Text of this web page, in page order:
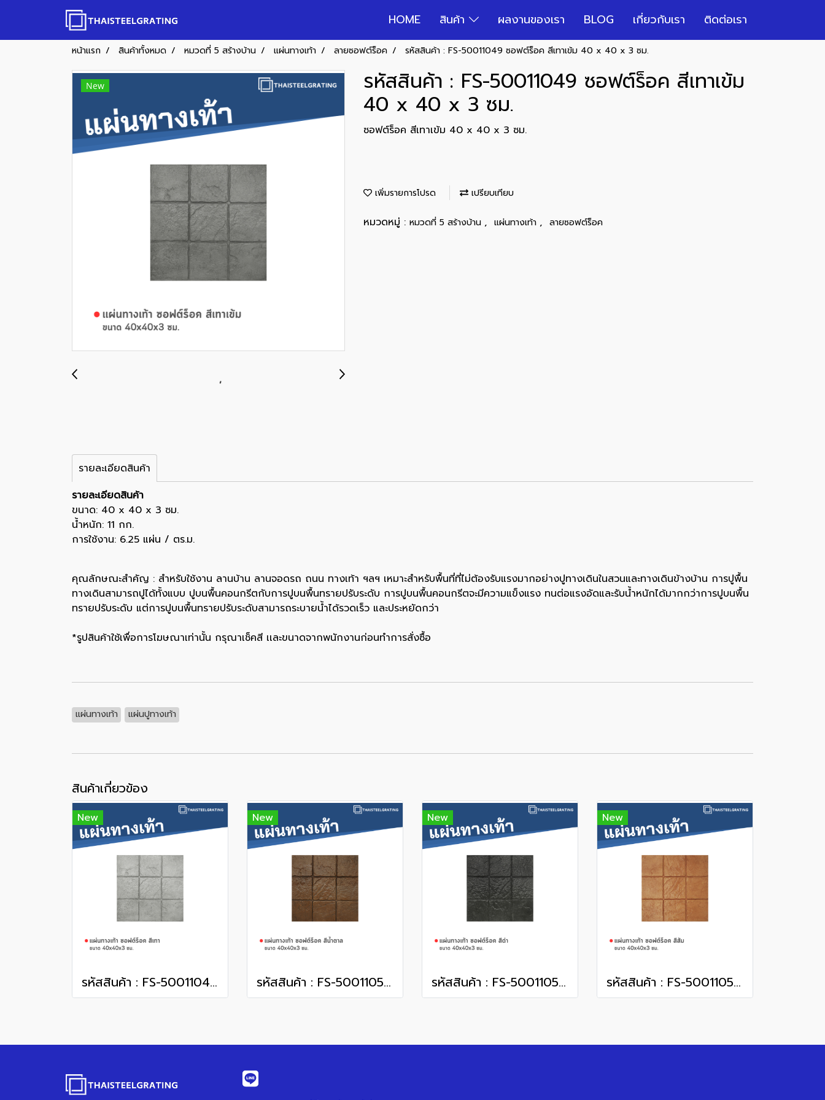
HOME สินค้า ผลงานของเรา BLOG เกี่ยวกับเรา ติดต่อเรา
หน้าแรก สินค้าทั้งหมด หมวดที่ 5 สร้างบ้าน แผ่นทางเท้า ลายซอฟต์ร็อค รหัสสินค้า : FS-50011049 ซอฟต์ร็อค สีเทาเข้ม 40 x 40 x 3 ซม.
New รหัสสินค้า : FS-50011049 ซอฟต์ร็อค สีเทาเข้ม
40 x 40 x 3 ซม.
ซอฟต์ร็อค สีเทาเข้ม 40 x 40 x 3 ซม.
เพิ่มรายการโปรด เปรียบเทียบ
หมวดหมู่ : หมวดที่ 5 สร้างบ้าน , แผ่นทางเท้า , ลายซอฟต์ร็อค
รายละเอียดสินค้า
รายละเอียดสินค้า
ขนาด: 40 x 40 x 3 ซม.
น้ำหนัก: 11 กก.
การใช้งาน: 6.25 แผ่น / ตร.ม.
คุณลักษณะสำคัญ : สำหรับใช้งาน ลานบ้าน ลานจอดรถ ถนน ทางเท้า ฯลฯ เหมาะสำหรับพื้นที่ที่ไม่ต้องรับแรงมากอย่างปูทางเดินในสวนและทางเดินข้างบ้าน การปูพื้น
ทางเดินสามารถปูได้ทั้งแบบ ปูบนพื้นคอนกรีตกับการปูบนพื้นทรายปรับระดับ การปูบนพื้นคอนกรีตจะมีความแข็งแรง ทนต่อแรงอัดและรับน้ำหนักได้มากกว่าการปูบนพื้น
ทรายปรับระดับ แต่การปูบนพื้นทรายปรับระดับสามารถระบายน้ำได้รวดเร็ว และประหยัดกว่า
*รูปสินค้าใช้เพื่อการโฆษณาเท่านั้น กรุณาเช็คสี เเละขนาดจากพนักงานก่อนทำการสั่งซื้อ
แผ่นทางเท้า แผ่นปูทางเท้า
สินค้าเกี่ยวข้อง
New
รหัสสินค้า : FS-50011048 ซอฟต์ร็อค สีเทา 40 x 40 x 3 ซม.
New
รหัสสินค้า : FS-50011052 ซอฟต์ร็อค สีน้ำตาล 40 x 40 x 3 ซม.
New
รหัสสินค้า : FS-50011050 ซอฟต์ร็อค สีดำ 40 x 40 x 3 ซม.
New
รหัสสินค้า : FS-50011051 ซอฟต์ร็อค สีส้ม 40 x 40 x 3 ซม.